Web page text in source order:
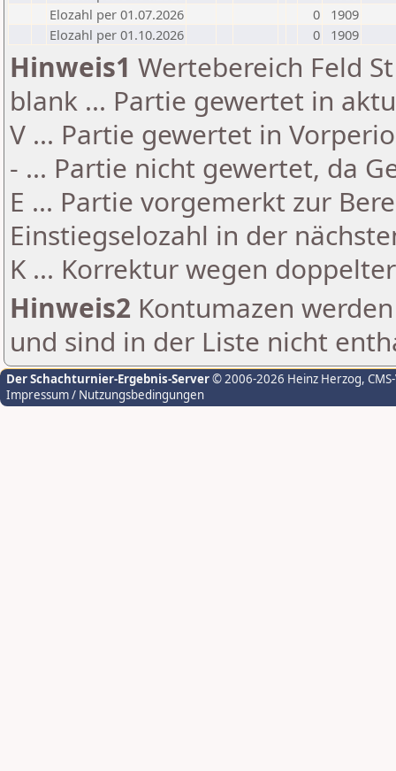
Elozahl per 01.07.2026
0
1909
Elozahl per 01.10.2026
0 1909
Hinweis1 Wertebereich Feld
blank ... Partie gewertet in
V ... Partie gewertet in
- ... Partie nicht gewertet, da
E ... Partie vorgemerkt zur
Einstiegselozahl in der
K ... Korrektur wegen
Hinweis2 Kontumazen
und sind in der Liste nicht
Der Schachturnier-Ergebnis-Server© 2006-2026 Heinz Herzog,
Impressum / Nutzungsbedingungen